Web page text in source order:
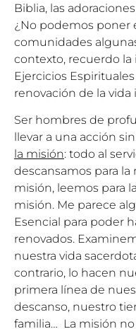
Biblia, las
¿No podemos poner
comunidades
contexto, recuerdo
Ejercicios
renovación de la vida
Ser hombres de
llevar a una acción
la misión: todo al
descansamos para la
misión, leemos para
misión. Me parece
Esencial para poder
renovados.
nuestra vida
contrario, lo hacen
primera línea de
descanso, nuestro
familia… La misión no